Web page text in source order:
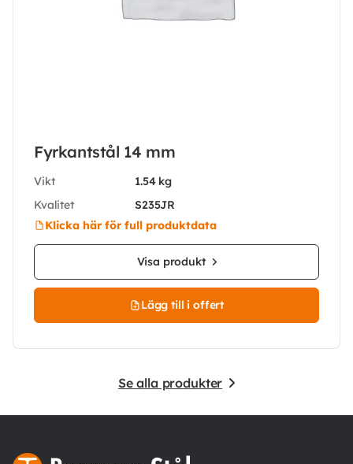
Fyrkantstål 14 mm
Vikt
1.54 kg
Kvalitet
S235JR
Klicka här för full produktdata
Visa produkt
Lägg till i offert
Se alla produkter